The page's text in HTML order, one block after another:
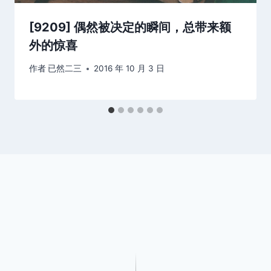
[9209] 偶然被决定的瞬间，总带来额
外的惊喜
作者 已然二三 2016 年 10 月 3 日